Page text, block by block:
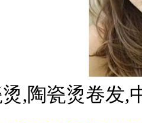
烫,陶瓷烫卷发,